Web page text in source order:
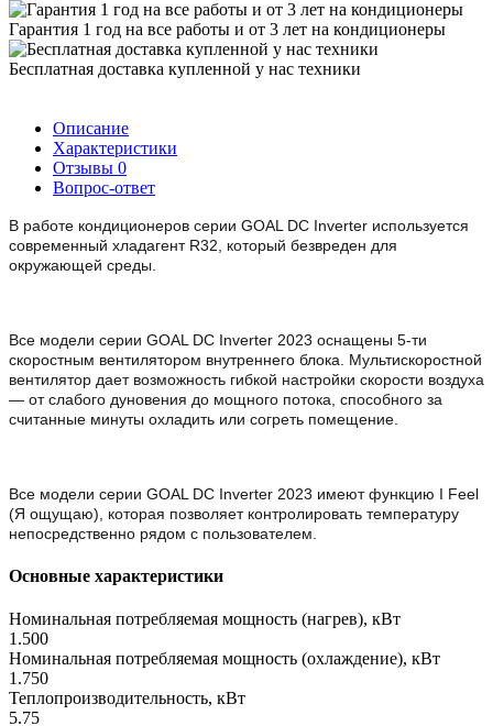
Гарантия 1 год на все работы и от 3 лет на кондиционеры
Бесплатная доставка купленной у нас техники
Описание
Характеристики
Отзывы 0
Вопрос-ответ
В работе кондиционеров серии GOAL DC Inverter используется
современный хладагент R32, который безвреден для
окружающей среды.
Все модели серии GOAL DC Inverter 2023 оснащены 5-ти
скоростным вентилятором внутреннего блока. Мультискоростной
вентилятор дает возможность гибкой настройки скорости воздуха
— от слабого дуновения до мощного потока, способного за
считанные минуты охладить или согреть помещение.
Все модели серии GOAL DC Inverter 2023 имеют функцию I Feel
(Я ощущаю), которая позволяет контролировать температуру
непосредственно рядом с пользователем.
Основные характеристики
Номинальная потребляемая мощность (нагрев), кВт
1.500
Номинальная потребляемая мощность (охлаждение), кВт
1.750
Теплопроизводительность, кВт
5.75